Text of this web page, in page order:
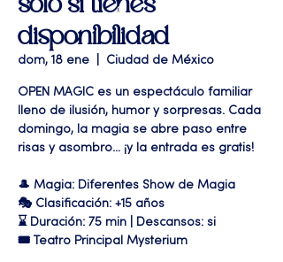
disponibilidad
dom, 18 ene Ciudad de México
OPEN MAGIC es un espectáculo familiar
lleno de ilusión, humor y sorpresas. Cada
domingo, la magia se abre paso entre
risas y asombro… ¡y la entrada es gratis!
🎩 Magia: Diferentes Show de Magia
🎭 Clasificación: +15 años
⌛ Duración: 75 min | Descansos: si
🎟 Teatro Principal Mysterium